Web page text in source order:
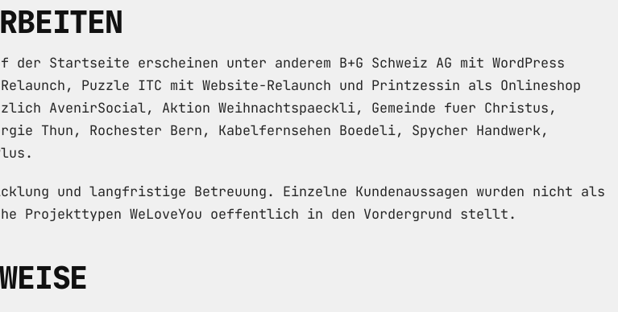
Startseite erscheinen unter anderem B+G Schweiz AG mit WordPress
Puzzle ITC mit Website-Relaunch und Printzessin als Onlineshop
AvenirSocial, Aktion Weihnachtspaeckli, Gemeinde fuer Christus,
Thun, Rochester Bern, Kabelfernsehen Boedeli, Spycher Handwerk,
und langfristige Betreuung. Einzelne Kundenaussagen wurden nicht als
Projekttypen WeLoveYou oeffentlich in den Vordergrund stellt.